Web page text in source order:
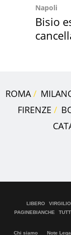
Napoli
Bisio
ROMA
FIRENZE
LIBERO VIRGILIO
PAGINEBIANCHE
Chi siamo Note